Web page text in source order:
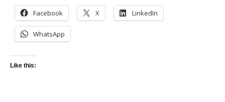
Facebook X LinkedIn
WhatsApp
Like this: